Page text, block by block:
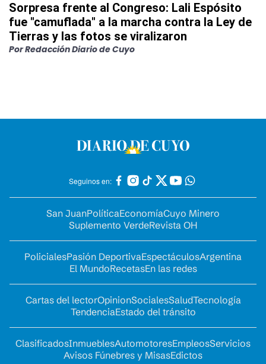
Sorpresa frente al Congreso: Lali Espósito
fue "camuflada" a la marcha contra la Ley de
Tierras y las fotos se viralizaron
PorRedacción Diario de Cuyo
Seguinos en:
San JuanPolíticaEconomíaCuyo Minero
Suplemento VerdeRevista OH
PolicialesPasión DeportivaEspectáculosArgentina
El MundoRecetasEn las redes
Cartas del lectorOpinionSocialesSaludTecnología
TendenciaEstado del tránsito
ClasificadosInmueblesAutomotoresEmpleosServicios
Avisos Fúnebres y MisasEdictos